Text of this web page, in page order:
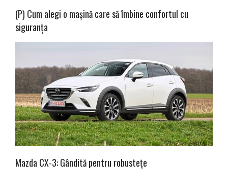
(P) Cum alegi o mașină care să îmbine confortul cu
siguranța
Mazda CX-3: Gândită pentru robustețe